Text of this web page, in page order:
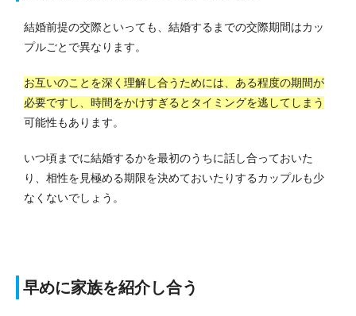
結婚前提の交際といっても、結婚するまでの交際期間はカッ
プルごとで異なります。
お互いのことを深く理解し合うためには、ある程度の期間が
必要ですし、時間をかけすぎるとタイミングを逃してしまう
可能性もあります。
いつ頃までに結婚するかを最初のうちに話し合っておいた
り、相性を見極める期限を決めておいたりするカップルも少
なくないでしょう。
早めに家族を紹介し合う